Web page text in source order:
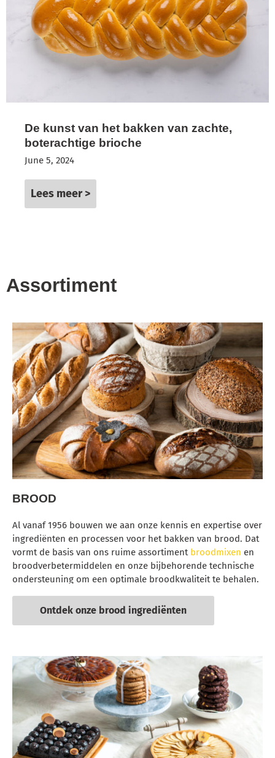
De kunst van het bakken van zachte,
boterachtige brioche
June 5, 2024
Lees meer >
Assortiment
BROOD
Al vanaf 1956 bouwen we aan onze kennis en expertise over
ingrediënten en processen voor het bakken van brood. Dat
vormt de basis van ons ruime assortiment broodmixen en
broodverbetermiddelen en onze bijbehorende technische
ondersteuning om een optimale broodkwaliteit te behalen.
Ontdek onze brood ingrediënten